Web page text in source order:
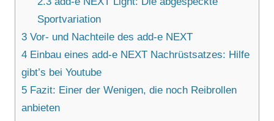
Sportvariation
3 Vor- und Nachteile des add-e NEXT
4 Einbau eines add-e NEXT Nachrüstsatzes: Hilfe
gibt’s bei Youtube
5 Fazit: Einer der Wenigen, die noch Reibrollen
anbieten